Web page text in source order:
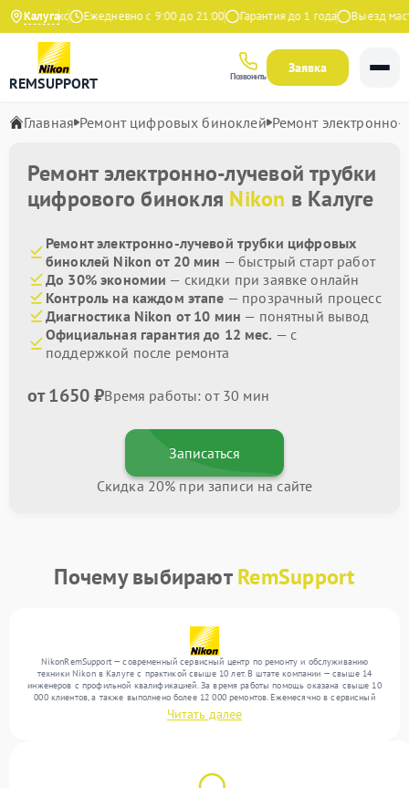
Калуга
Яндекс Ежедневно с 9:00 до 21:00 Гарантия до 1 года Выезд
REMSUPPORT Позвонить
Заявка
Главная Ремонт цифровых биноклей Ремонт электронно-
Ремонт электронно-лучевой трубки
цифрового бинокля Nikon в Калуге
Ремонт электронно-лучевой трубки цифровых
биноклей Nikon от 20 мин — быстрый старт работ
До 30% экономии — скидки при заявке онлайн
Контроль на каждом этапе — прозрачный процесс
Диагностика Nikon от 10 мин — понятный вывод
Официальная гарантия до 12 мес. — с
поддержкой после ремонта
от 1650 ₽Время работы: от 30 мин
Записаться
Скидка 20% при записи на сайте
Почему выбираютRemSupport
NikonRemSupport — современный сервисный центр по ремонту и обслуживанию
техники Nikon в Калуге с практикой свыше 10 лет. В штате компании — свыше 14
инженеров с профильной квалификацией. За время работы помощь оказана свыше 10
000 клиентов, а также выполнено более 12 000 ремонтов. Ежемесячно в сервисный
центр поступает свыше 300 единиц техники, включая , , . Мы работаем с широким
спектром неисправностей и поддерживаем высокий стандарт качества благодаря
Читать далее